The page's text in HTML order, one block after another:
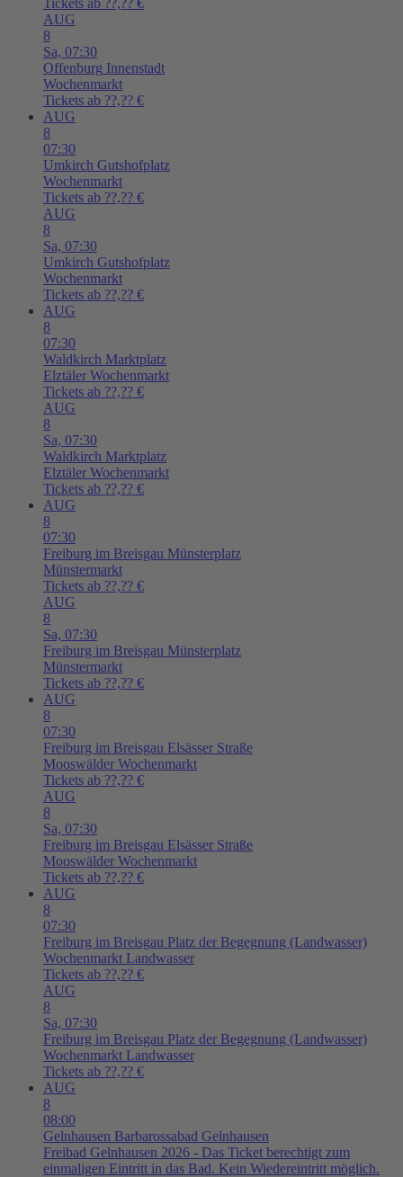
AUG
8
Sa, 07:30
Offenburg Innenstadt
Wochenmarkt
Tickets ab ??,?? €
AUG
8
07:30
Umkirch Gutshofplatz
Wochenmarkt
Tickets ab ??,?? €
AUG
8
Sa, 07:30
Umkirch Gutshofplatz
Wochenmarkt
Tickets ab ??,?? €
AUG
8
07:30
Waldkirch Marktplatz
Elztäler Wochenmarkt
Tickets ab ??,?? €
AUG
8
Sa, 07:30
Waldkirch Marktplatz
Elztäler Wochenmarkt
Tickets ab ??,?? €
AUG
8
07:30
Freiburg im Breisgau Münsterplatz
Münstermarkt
Tickets ab ??,?? €
AUG
8
Sa, 07:30
Freiburg im Breisgau Münsterplatz
Münstermarkt
Tickets ab ??,?? €
AUG
8
07:30
Freiburg im Breisgau Elsässer Straße
Mooswälder Wochenmarkt
Tickets ab ??,?? €
AUG
8
Sa, 07:30
Freiburg im Breisgau Elsässer Straße
Mooswälder Wochenmarkt
Tickets ab ??,?? €
AUG
8
07:30
Freiburg im Breisgau Platz der Begegnung (Landwasser)
Wochenmarkt Landwasser
Tickets ab ??,?? €
AUG
8
Sa, 07:30
Freiburg im Breisgau Platz der Begegnung (Landwasser)
Wochenmarkt Landwasser
Tickets ab ??,?? €
AUG
8
08:00
Gelnhausen Barbarossabad Gelnhausen
Freibad Gelnhausen 2026 - Das Ticket berechtigt zum
einmaligen Eintritt in das Bad. Kein Wiedereintritt möglich.